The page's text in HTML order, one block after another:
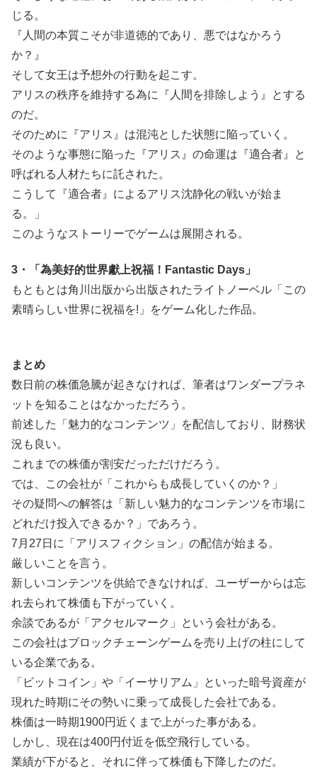
じる。
『人間の本質こそが非道徳的であり、悪ではなかろう
か？』
そして女王は予想外の行動を起こす。
アリスの秩序を維持する為に『人間を排除しよう』とする
のだ。
そのために『アリス』は混沌とした状態に陥っていく。
そのような事態に陥った『アリス』の命運は『適合者』と
呼ばれる人材たちに託された。
こうして『適合者』によるアリス沈静化の戦いが始ま
る。」
このようなストーリーでゲームは展開される。
3・「為美好的世界獻上祝福！Fantastic Days」
もともとは角川出版から出版されたライトノーベル「この
素晴らしい世界に祝福を!」をゲーム化した作品。
まとめ
数日前の株価急騰が起きなければ、筆者はワンダープラネ
ットを知ることはなかっただろう。
前述した「魅力的なコンテンツ」を配信しており、財務状
況も良い。
これまでの株価が割安だっただけだろう。
では、この会社が「これからも成長していくのか？」
その疑問への解答は「新しい魅力的なコンテンツを市場に
どれだけ投入できるか？」であろう。
7月27日に「アリスフィクション」の配信が始まる。
厳しいことを言う。
新しいコンテンツを供給できなければ、ユーザーからは忘
れ去られて株価も下がっていく。
余談であるが「アクセルマーク」という会社がある。
この会社はブロックチェーンゲームを売り上げの柱にして
いる企業である。
「ビットコイン」や「イーサリアム」といった暗号資産が
現れた時期にその勢いに乗って成長した会社である。
株価は一時期1900円近くまで上がった事がある。
しかし、現在は400円付近を低空飛行している。
業績が下がると、それに伴って株価も下降したのだ。